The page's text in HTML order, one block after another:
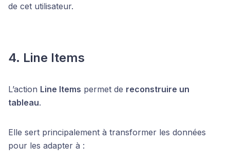
de cet utilisateur.
4. Line Items
L’action Line Items permet de reconstruire un
tableau.
Elle sert principalement à transformer les données
pour les adapter à :